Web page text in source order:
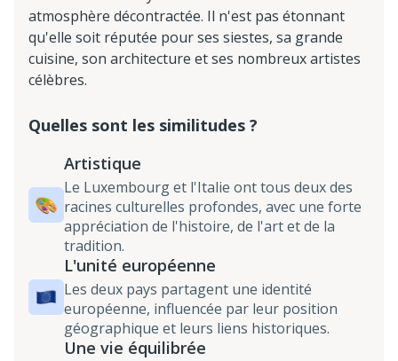
atmosphère décontractée. Il n'est pas étonnant
qu'elle soit réputée pour ses siestes, sa grande
cuisine, son architecture et ses nombreux artistes
célèbres.
Quelles sont les similitudes ?
Artistique
Le Luxembourg et l'Italie ont tous deux des
racines culturelles profondes, avec une forte
appréciation de l'histoire, de l'art et de la
tradition.
L'unité européenne
Les deux pays partagent une identité
européenne, influencée par leur position
géographique et leurs liens historiques.
Une vie équilibrée